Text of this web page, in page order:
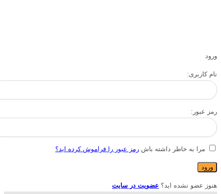
ورود
نام کاربری:
رمز عبور:
مرا به خاطر داشته باش رمز عبور را فراموش کرده اید؟
هنوز عضو نشده اید؟ عضویت در سایت